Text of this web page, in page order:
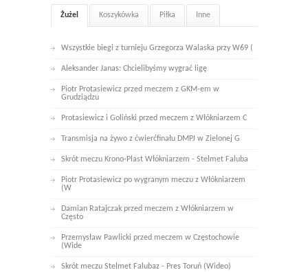
Żużel Koszykówka Piłka Inne
Wszystkie biegi z turnieju Grzegorza Walaska przy W69 (
Aleksander Janas: Chcielibyśmy wygrać ligę
Piotr Protasiewicz przed meczem z GKM-em w
Grudziądzu
Protasiewicz i Goliński przed meczem z Włókniarzem C
Transmisja na żywo z ćwierćfinału DMPJ w Zielonej G
Skrót meczu Krono-Plast Włókniarzem - Stelmet Faluba
Piotr Protasiewicz po wygranym meczu z Włókniarzem
(W
Damian Ratajczak przed meczem z Włókniarzem w
Często
Przemysław Pawlicki przed meczem w Częstochowie
(Wide
Skrót meczu Stelmet Falubaz - Pres Toruń (Wideo)